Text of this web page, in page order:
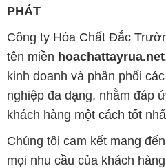
PHÁT
Công ty Hóa Chất Đắc
tên miền hoachattayrua.net
kinh doanh và phân phối
nghiệp đa dạng, nhằm đáp
khách hàng một cách tốt
Chúng tôi cam kết mang
mọi nhu cầu của khách